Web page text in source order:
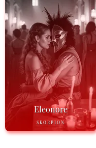
Eleonore
SKORPION